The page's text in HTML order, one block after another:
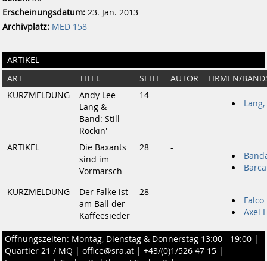
Erscheinungsdatum: 23. Jan. 2013
Archivplatz: MED 158
ARTIKEL
ART TITEL SEITE AUTOR
FIRMEN/
KURZMELDUNG
Andy Lee
Lang &
Band: Still
Rockin'
14 -
ARTIKEL
Die Baxants
sind im
Vormarsch
28 -
KURZMELDUNG
Der Falke ist
am Ball der
Kaffeesieder
28 -
Falco
Axel
Öffnungszeiten: Montag, Dienstag & Donnerstag 13:00 - 19:00 |
Quartier 21 / MQ | office@sra.at | +43/(0)1/526 47 15 |